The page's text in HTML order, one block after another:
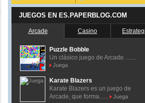
JUEGOS EN ES.PAPERBLOG.COM
Arcade Casino
Puzzle Bobble
Un clásico juego de Arcade. ......
Juega
Karate Blazers
Karate Blazers es un juego de
Arcade, que forma......
Juega